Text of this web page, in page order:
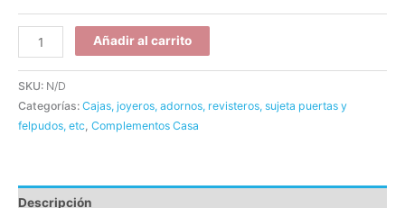
Añadir al carrito
SKU: N/D
Categorías: Cajas, joyeros, adornos, revisteros, sujeta puertas y
felpudos, etc, Complementos Casa
Descripción